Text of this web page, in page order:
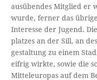
ausübendes Mitglied er
wurde, ferner das
Interesse der Jugend.
platzes an der Sill, an
gestaltung zu einem
eifrig wirkte, sowie die
Mitteleuropas auf dem